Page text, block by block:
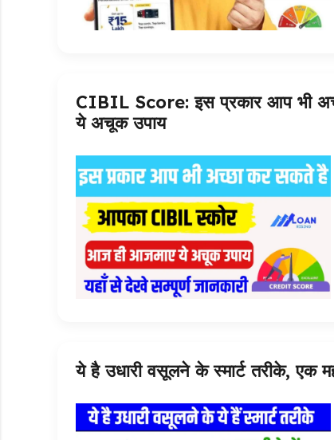
CIBIL Score: इस प्रकार आप भी
ये अचूक उपाय
ये है उधारी वसूलने के स्मार्ट तरीके, एक